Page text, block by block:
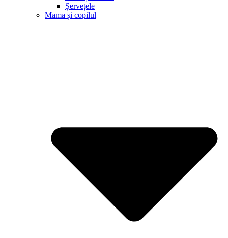
Șervețele
Mama și copilul